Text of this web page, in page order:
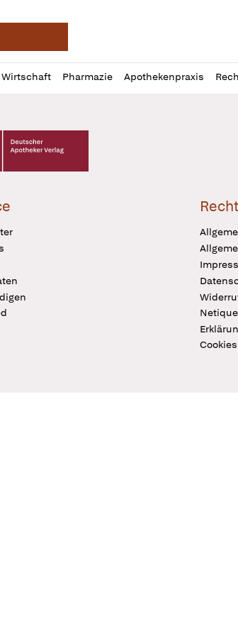
Wirtschaft Pharmazie Apothekenpraxis
Apotheker Verlag Logo